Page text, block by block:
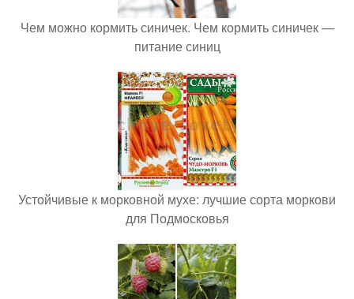
Чем можно кормить синичек. Чем кормить синичек —
питание синиц
Устойчивые к морковной мухе: лучшие сорта моркови
для Подмосковья